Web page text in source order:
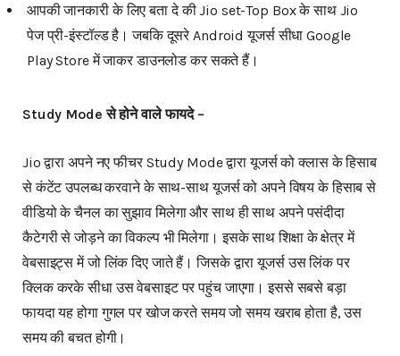
आपकी जानकारी के लिए बता दे की Jio set-Top Box के साथ Jio
पेज प्री-इंस्टॉल्ड है। जबकि दूसरे Android यूजर्स सीधा Google
Play Store में जाकर डाउनलोड कर सकते हैं।
Study Mode से होने वाले फायदे –
Jio द्वारा अपने नए फीचर Study Mode द्वारा यूजर्स को क्लास के हिसाब
से कंटेंट उपलब्ध करवाने के साथ-साथ यूजर्स को अपने विषय के हिसाब से
वीडियो के चैनल का सुझाव मिलेगा और साथ ही साथ अपने पसंदीदा
कैटेगरी से जोड़ने का विकल्प भी मिलेगा। इसके साथ शिक्षा के क्षेत्र में
वेबसाइट्स में जो लिंक दिए जाते हैं। जिसके द्वारा यूजर्स उस लिंक पर
क्लिक करके सीधा उस वेबसाइट पर पहुंच जाएगा। इससे सबसे बड़ा
फायदा यह होगा गुगल पर खोज करते समय जो समय खराब होता है, उस
समय की बचत होगी।